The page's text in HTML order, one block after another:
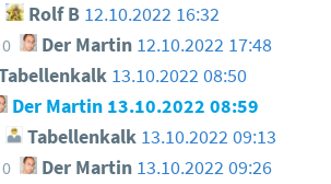
Rolf B 12.10.2022 16:32
0 Der Martin 12.10.2022 17:48
13.10.2022 08:50
Der Martin 13.10.2022 08:59
Tabellenkalk 13.10.2022 09:13
0 Der Martin 13.10.2022 09:26